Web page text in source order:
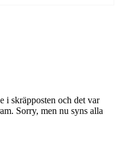
i skräpposten och det var
Sorry, men nu syns alla